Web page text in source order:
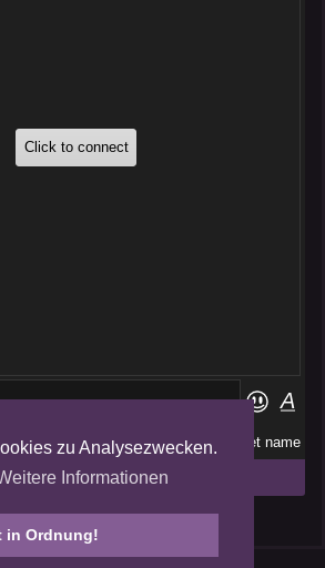
zu Analysezwecken.
Informationen
in Ordnung!
Folge uns auf